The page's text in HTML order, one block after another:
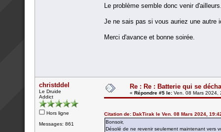
Le problème semble donc venir
Je ne sais pas si vous auriez une autre
Merci d'avance et bonne soirée.
christddel
Le Druide
Addict
Hors ligne
Messages: 861
Re : Re : Batterie qui se
« Répondre #5 le: Ven. 08 Mars 2024,
Citation de: DakTirak le Ven. 08 Mars 2024,
Bonsoir,
Désolé de ne revenir seulement maintenant vers